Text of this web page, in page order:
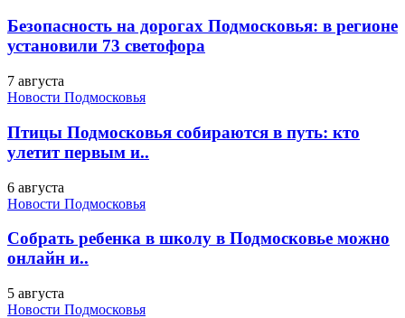
Безопасность на дорогах Подмосковья: в регионе
установили 73 светофора
7 августа
Новости Подмосковья
Птицы Подмосковья собираются в путь: кто
улетит первым и..
6 августа
Новости Подмосковья
Собрать ребенка в школу в Подмосковье можно
онлайн и..
5 августа
Новости Подмосковья